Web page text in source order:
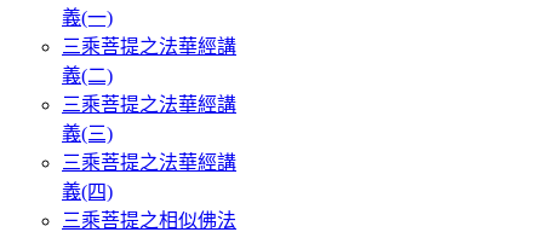
義(一)
三乘菩提之法華經講
義(二)
三乘菩提之法華經講
義(三)
三乘菩提之法華經講
義(四)
三乘菩提之相似佛法